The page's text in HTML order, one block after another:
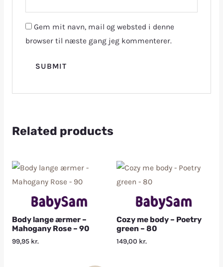
Gem mit navn, mail og websted i denne
browser til næste gang jeg kommenterer.
Related products
Body lange ærmer –
Mahogany Rose – 90
99,95 kr.
Cozy me body – Poetry
green – 80
149,00 kr.